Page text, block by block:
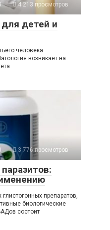
4 213 просмотров
детей и
человека
возникает на
3 776 просмотров
препаратов,
биологические
состоит